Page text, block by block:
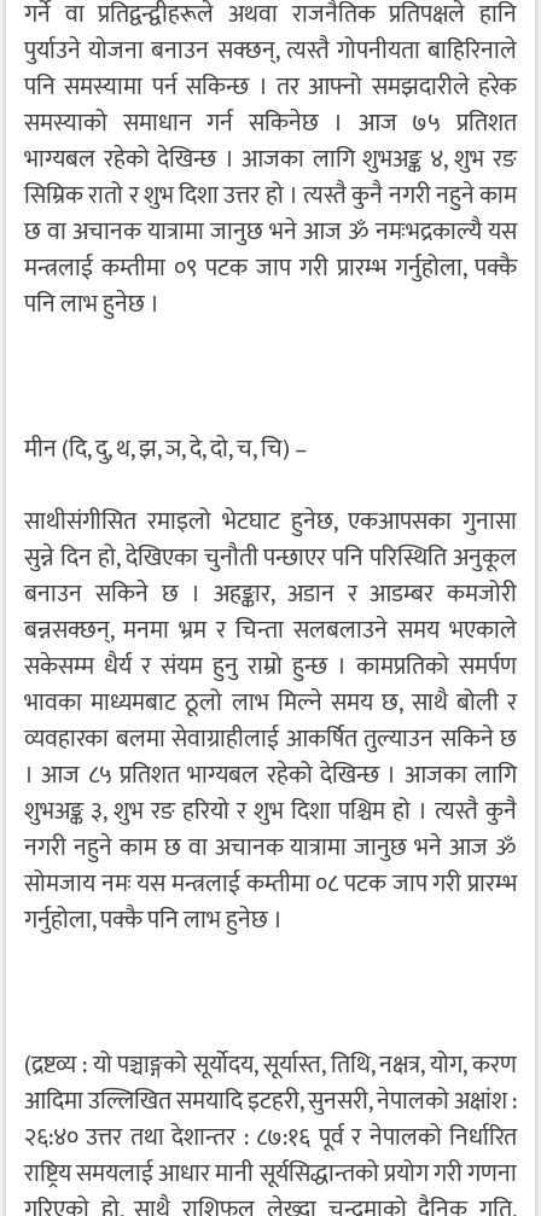
गर्ने वा प्रतिद्वन्द्वीहरूले अथवा राजनैतिक प्रतिपक्षले हानि
पुर्याउने योजना बनाउन सक्छन्, त्यस्तै गोपनीयता बाहिरिनाले
पनि समस्यामा पर्न सकिन्छ । तर आफ्नो समझदारीले हरेक
समस्याको समाधान गर्न सकिनेछ । आज ७५ प्रतिशत
भाग्यबल रहेको देखिन्छ । आजका लागि शुभअङ्क ४, शुभ रङ
सिम्रिक रातो र शुभ दिशा उत्तर हो । त्यस्तै कुनै नगरी नहुने काम
छ वा अचानक यात्रामा जानुछ भने आज ॐ नमःभद्रकाल्यै यस
मन्त्रलाई कम्तीमा ०९ पटक जाप गरी प्रारम्भ गर्नुहोला, पक्कै
पनि लाभ हुनेछ ।
मीन (दि, दु, थ, झ, ञ, दे, दो, च, चि) –
साथीसंगीसित रमाइलो भेटघाट हुनेछ, एकआपसका गुनासा
सुन्ने दिन हो, देखिएका चुनौती पन्छाएर पनि परिस्थिति अनुकूल
बनाउन सकिने छ । अहङ्कार, अडान र आडम्बर कमजोरी
बन्नसक्छन्, मनमा भ्रम र चिन्ता सलबलाउने समय भएकाले
सकेसम्म धैर्य र संयम हुनु राम्रो हुन्छ । कामप्रतिको समर्पण
भावका माध्यमबाट ठूलो लाभ मिल्ने समय छ, साथै बोली र
व्यवहारका बलमा सेवाग्राहीलाई आकर्षित तुल्याउन सकिने छ
। आज ८५ प्रतिशत भाग्यबल रहेको देखिन्छ । आजका लागि
शुभअङ्क ३, शुभ रङ हरियो र शुभ दिशा पश्चिम हो । त्यस्तै कुनै
नगरी नहुने काम छ वा अचानक यात्रामा जानुछ भने आज ॐ
सोमजाय नमः यस मन्त्रलाई कम्तीमा ०८ पटक जाप गरी प्रारम्भ
गर्नुहोला, पक्कै पनि लाभ हुनेछ ।
(द्रष्टव्य : यो पञ्चाङ्गको सूर्योदय, सूर्यास्त, तिथि, नक्षत्र, योग, करण
आदिमा उल्लिखित समयादि इटहरी, सुनसरी, नेपालको अक्षांश :
२६:४० उत्तर तथा देशान्तर : ८७:१६ पूर्व र नेपालको निर्धारित
राष्ट्रिय समयलाई आधार मानी सूर्यसिद्धान्तको प्रयोग गरी गणना